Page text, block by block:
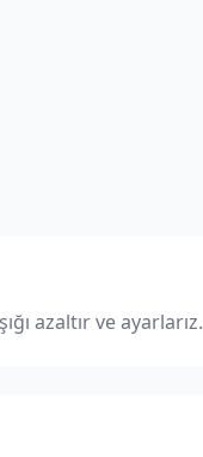
azaltır ve ayarlarız.